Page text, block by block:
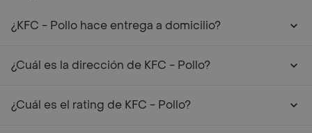
¿KFC - Pollo hace entrega a domicilio?
¿Cuál es la dirección de KFC - Pollo?
¿Cuál es el rating de KFC - Pollo?